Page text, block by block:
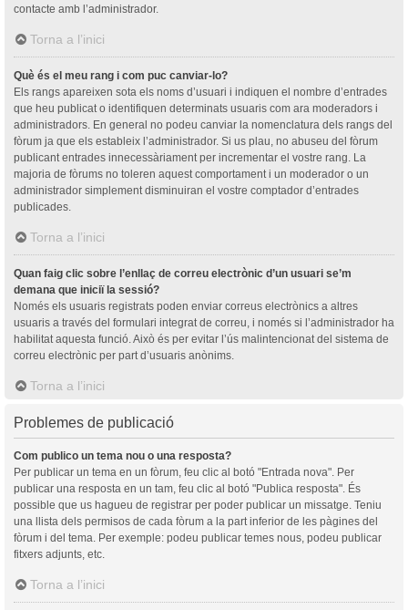
contacte amb l’administrador.
Torna a l’inici
Què és el meu rang i com puc canviar-lo?
Els rangs apareixen sota els noms d’usuari i indiquen el nombre d’entrades
que heu publicat o identifiquen determinats usuaris com ara moderadors i
administradors. En general no podeu canviar la nomenclatura dels rangs del
fòrum ja que els estableix l’administrador. Si us plau, no abuseu del fòrum
publicant entrades innecessàriament per incrementar el vostre rang. La
majoria de fòrums no toleren aquest comportament i un moderador o un
administrador simplement disminuiran el vostre comptador d’entrades
publicades.
Torna a l’inici
Quan faig clic sobre l’enllaç de correu electrònic d’un usuari se’m
demana que iniciï la sessió?
Només els usuaris registrats poden enviar correus electrònics a altres
usuaris a través del formulari integrat de correu, i només si l’administrador ha
habilitat aquesta funció. Això és per evitar l’ús malintencionat del sistema de
correu electrònic per part d’usuaris anònims.
Torna a l’inici
Problemes de publicació
Com publico un tema nou o una resposta?
Per publicar un tema en un fòrum, feu clic al botó "Entrada nova". Per
publicar una resposta en un tam, feu clic al botó "Publica resposta". És
possible que us hagueu de registrar per poder publicar un missatge. Teniu
una llista dels permisos de cada fòrum a la part inferior de les pàgines del
fòrum i del tema. Per exemple: podeu publicar temes nous, podeu publicar
fitxers adjunts, etc.
Torna a l’inici